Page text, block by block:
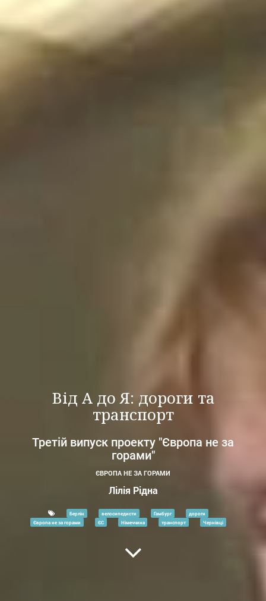
Від А до Я: дороги та
транспорт
Третій випуск проекту "Європа не за
горами"
ЄВРОПА НЕ ЗА ГОРАМИ
Лілія Рідна
Берлін велосипедисти Гамбург
дороги
Європа не за горами
ЄС Німеччина транспорт Чернівці